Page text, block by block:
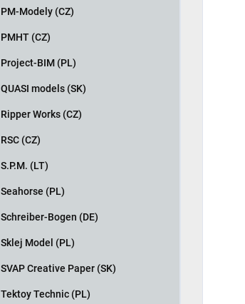
PM-Modely (CZ)
PMHT (CZ)
Project-BIM (PL)
QUASI models (SK)
Ripper Works (CZ)
RSC (CZ)
S.P.M. (LT)
Seahorse (PL)
Schreiber-Bogen (DE)
Sklej Model (PL)
SVAP Creative Paper (SK)
Tektoy Technic (PL)